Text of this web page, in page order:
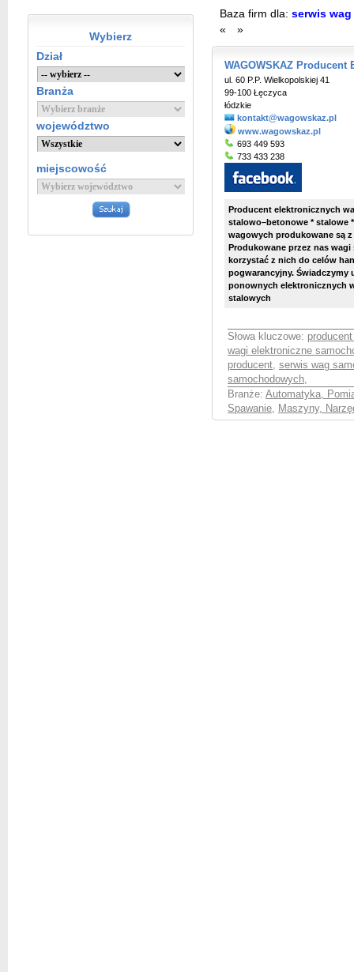
Wybierz
Dział
Branża
województwo
miejscowość
Baza firm dla: serwis
«
»
WAGOWSKAZ
ul. 60 P.P. Wielkopolskiej 41
99-100 Łęczyca
łódzkie
kontakt@wagowskaz.pl
www.wagowskaz.pl
693 449 593
733 433 238
Producent elektronicznych
stalowo–betonowe * stalowe
wagowych produkowane są
Produkowane przez nas wagi
korzystać z nich do celów
pogwarancyjny. Świadczymy
ponownych elektronicznych
stalowych
Słowa kluczowe:
wagi elektroniczne
producent, serwis wag
samochodowych,
Branże: Automatyka,
Spawanie, Maszyny,